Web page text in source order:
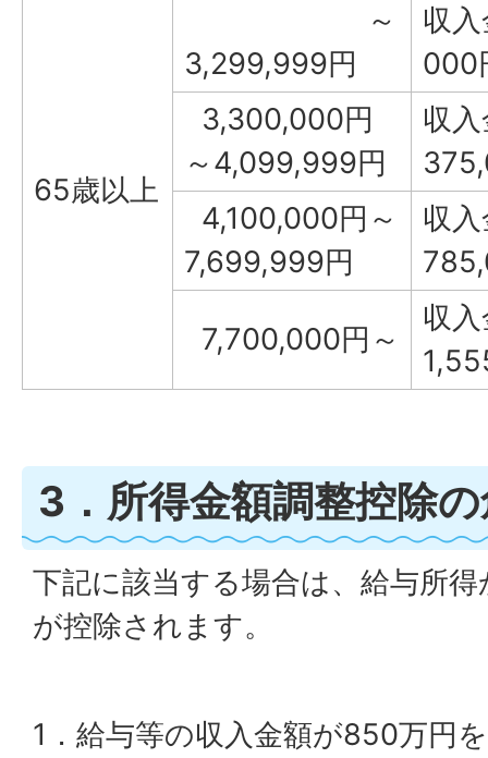
65歳以上
～
3,299,999円
収
000
3,300,000円
～4,099,999円
収
4,100,000円～
7,699,999円
収
7,700,000円～
収
3．所得金額調整控除
下記に該当する場合は、給与所
が控除されます。
1．給与等の収入金額が850万円